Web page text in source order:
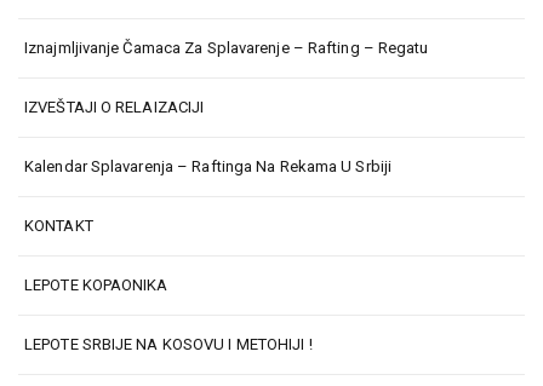
Iznajmljivanje Čamaca Za Splavarenje – Rafting – Regatu
IZVEŠTAJI O RELAIZACIJI
Kalendar Splavarenja – Raftinga Na Rekama U Srbiji
KONTAKT
LEPOTE KOPAONIKA
LEPOTE SRBIJE NA KOSOVU I METOHIJI !